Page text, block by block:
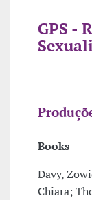
GPS -
Books
Davy,
Chiara;